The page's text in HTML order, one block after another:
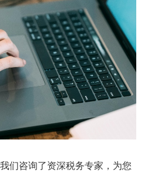
们咨询了资深税务专家，为您